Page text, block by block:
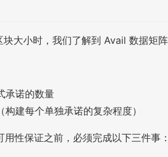
大小时，我们了解到 Avail 数据矩阵
承诺的数量
建每个单独承诺的复杂程度）
性保证之前，必须完成以下三件事：